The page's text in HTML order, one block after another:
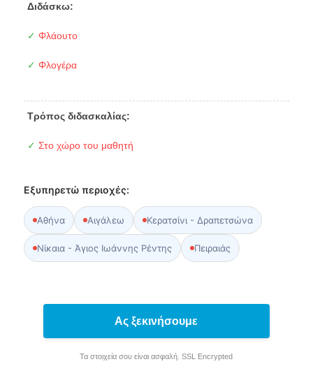
Διδάσκω:
✓ Φλάουτο
✓ Φλογέρα
Τρόπος διδασκαλίας:
✓ Στο χώρο του μαθητή
Εξυπηρετώ περιοχές:
Αθήνα Αιγάλεω Κερατσίνι - Δραπετσώνα
Νίκαια - Άγιος Ιωάννης Ρέντης Πειραιάς
Ας ξεκινήσουμε
Τα στοιχεία σου είναι ασφαλή. SSL Encrypted